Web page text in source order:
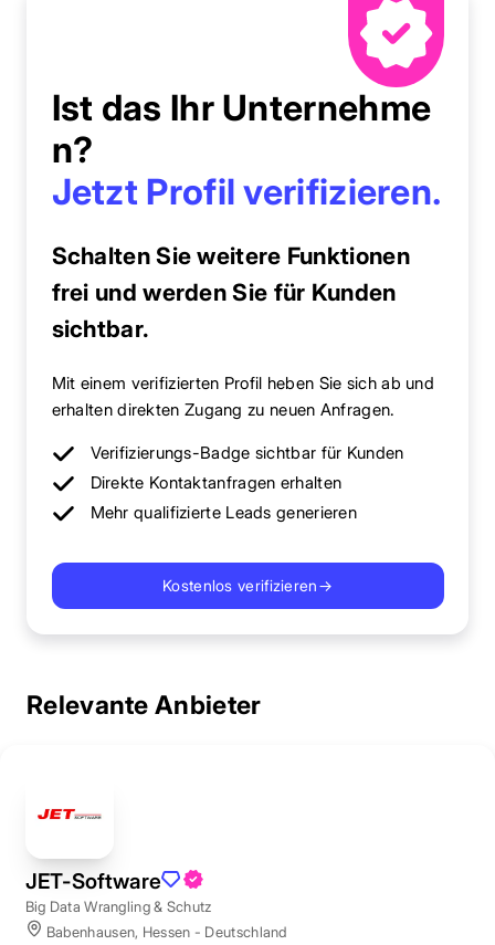
Ist das Ihr Unternehme
n?
Jetzt Profil verifizieren.
Schalten Sie weitere Funktionen
frei und werden Sie für Kunden
sichtbar.
Mit einem verifizierten Profil heben Sie sich ab und
erhalten direkten Zugang zu neuen Anfragen.
Verifizierungs-Badge sichtbar für Kunden
Direkte Kontaktanfragen erhalten
Mehr qualifizierte Leads generieren
Kostenlos verifizieren→
Relevante Anbieter
JET-Software
Big Data Wrangling & Schutz
Babenhausen, Hessen - Deutschland